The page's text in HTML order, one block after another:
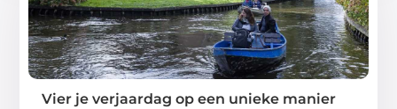
Vier je verjaardag op een unieke manier